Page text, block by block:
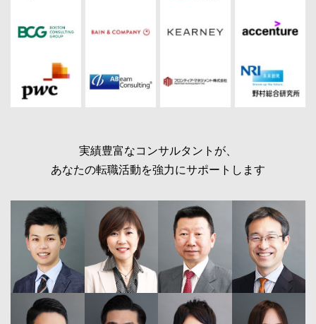
実績豊富なコンサルタントが、
あなたの転職活動を強力にサポートします